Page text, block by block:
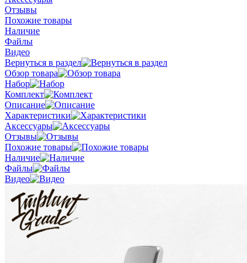
Отзывы
Похожие товары
Наличие
Файлы
Видео
Вернуться в раздел
Обзор товара
Набор
Комплект
Описание
Характеристики
Аксессуары
Отзывы
Похожие товары
Наличие
Файлы
Видео